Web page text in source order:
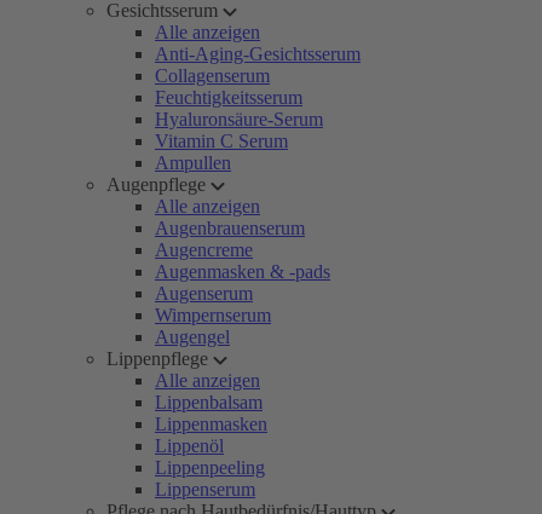
Gesichtsserum
Alle anzeigen
Anti-Aging-Gesichtsserum
Collagenserum
Feuchtigkeitsserum
Hyaluronsäure-Serum
Vitamin C Serum
Ampullen
Augenpflege
Alle anzeigen
Augenbrauenserum
Augencreme
Augenmasken & -pads
Augenserum
Wimpernserum
Augengel
Lippenpflege
Alle anzeigen
Lippenbalsam
Lippenmasken
Lippenöl
Lippenpeeling
Lippenserum